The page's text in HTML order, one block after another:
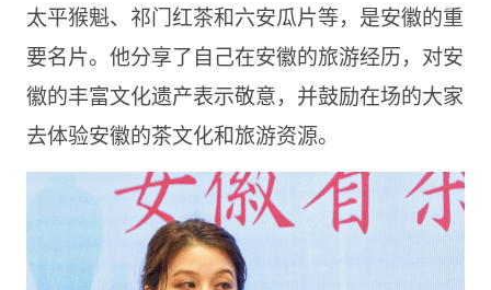
太平猴魁、祁门红茶和六安瓜片等，是安徽的重
要名片。他分享了自己在安徽的旅游经历，对安
徽的丰富文化遗产表示敬意，并鼓励在场的大家
去体验安徽的茶文化和旅游资源。